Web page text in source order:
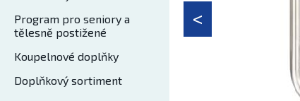
Program pro seniory a
tělesně postižené
Koupelnové doplňky
Doplňkový sortiment